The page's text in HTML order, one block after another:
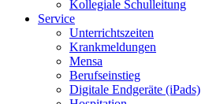
Kollegiale Schulleitung
Service
Unterrichtszeiten
Krankmeldungen
Mensa
Berufseinstieg
Digitale Endgeräte (iPads)